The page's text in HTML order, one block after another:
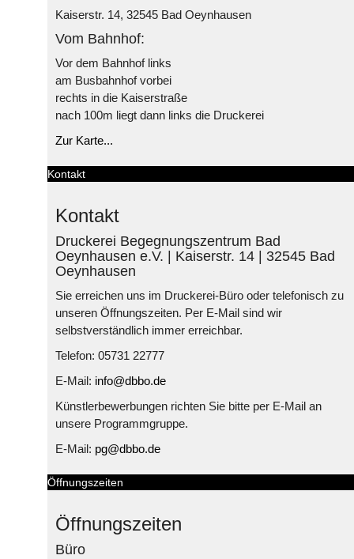
Kaiserstr. 14, 32545 Bad Oeynhausen
Vom Bahnhof:
Vor dem Bahnhof links
am Busbahnhof vorbei
rechts in die Kaiserstraße
nach 100m liegt dann links die Druckerei
Zur Karte...
Kontakt
Kontakt
Druckerei Begegnungszentrum Bad
Oeynhausen e.V. | Kaiserstr. 14 | 32545 Bad
Oeynhausen
Sie erreichen uns im Druckerei-Büro oder telefonisch zu
unseren Öffnungszeiten. Per E-Mail sind wir
selbstverständlich immer erreichbar.
Telefon: 05731 22777
E-Mail: info@dbbo.de
Künstlerbewerbungen richten Sie bitte per E-Mail an
unsere Programmgruppe.
E-Mail: pg@dbbo.de
Öffnungszeiten
Öffnungszeiten
Büro